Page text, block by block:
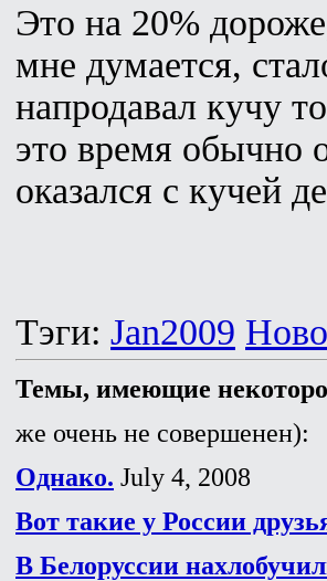
Это на 20%
мне думается,
напродавал кучу
это время обычно
оказался с кучей
Тэги: Jan2009
Темы, имеющие
же очень не совершенен):
Однако. July 4, 2008
Вот такие у России
В Белоруссии